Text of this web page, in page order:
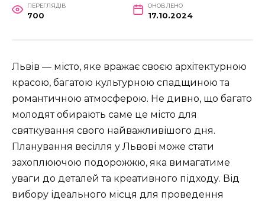
ПЕРЕГЛЯДІВ
700
ОНОВЛЕНО
17.10.2024
Львів — місто, яке вражає своєю архітектурною
красою, багатою культурною спадщиною та
романтичною атмосферою. Не дивно, що багато
молодят обирають саме це місто для
святкування свого найважливішого дня.
Планування весілля у Львові може стати
захоплюючою подорожжю, яка вимагатиме
уваги до деталей та креативного підходу. Від
вибору ідеального місця для проведення